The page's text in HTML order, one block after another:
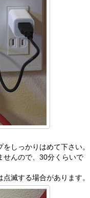
しっかりはめて下さい。
せんので、30分くらいで
滅する場合があります。